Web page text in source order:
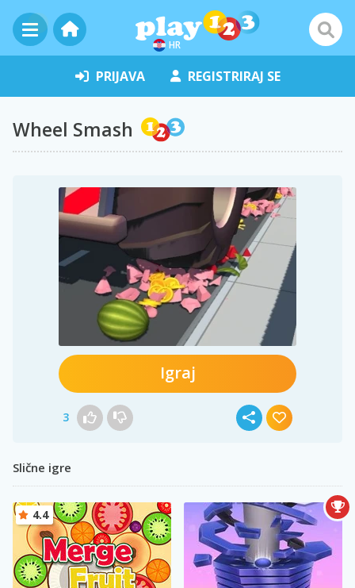
HR
PRIJAVA REGISTRIRAJ SE
Wheel Smash
Igraj
3
Slične igre
4.4